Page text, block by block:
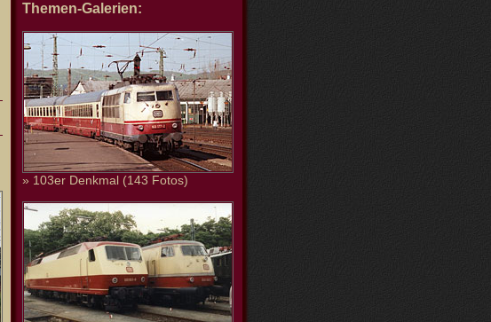
Themen-Galerien:
» 103er Denkmal (143 Fotos)